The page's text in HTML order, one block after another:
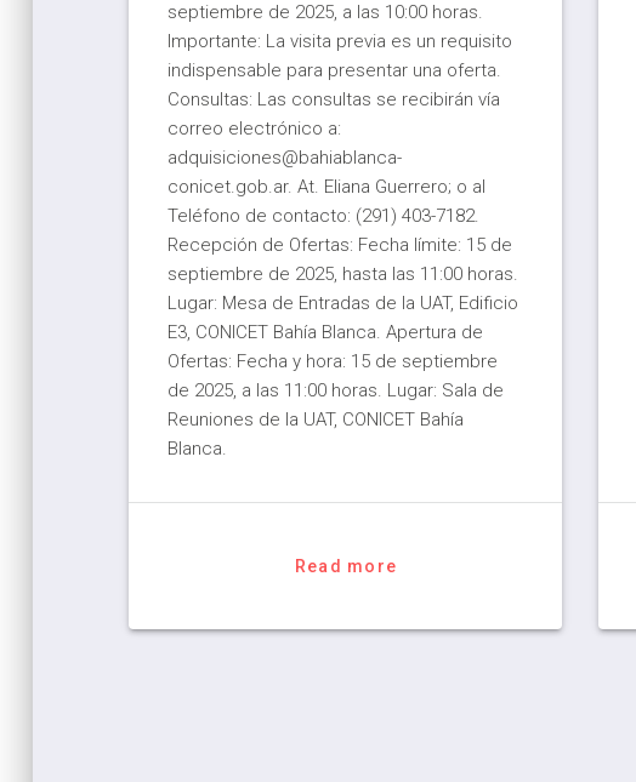
septiembre de 2025, a las 10:00 horas.
Importante: La visita previa es un requisito
indispensable para presentar una oferta.
Consultas: Las consultas se recibirán vía
correo electrónico a:
adquisiciones@bahiablanca-
conicet.gob.ar. At. Eliana Guerrero; o al
Teléfono de contacto: (291) 403-7182.
Recepción de Ofertas: Fecha límite: 15 de
septiembre de 2025, hasta las 11:00 horas.
Lugar: Mesa de Entradas de la UAT, Edificio
E3, CONICET Bahía Blanca. Apertura de
Ofertas: Fecha y hora: 15 de septiembre
de 2025, a las 11:00 horas. Lugar: Sala de
Reuniones de la UAT, CONICET Bahía
Blanca.
Read more